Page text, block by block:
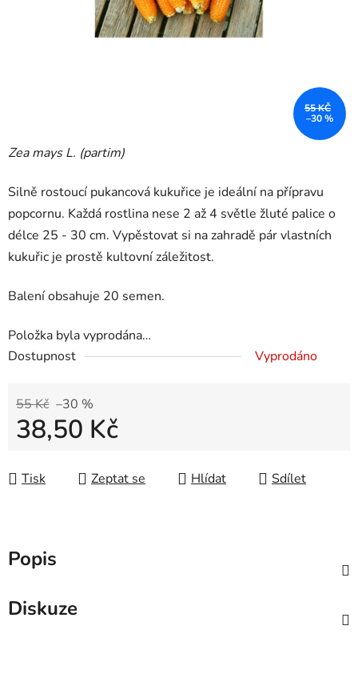
Zea mays L. (partim)
Silně rostoucí pukancová kukuřice je ideální na přípravu
popcornu. Každá rostlina nese 2 až 4 světle žluté palice o
délce 25 - 30 cm. Vypěstovat si na zahradě pár vlastních
kukuřic je prostě kultovní záležitost.
Balení obsahuje 20 semen.
Položka byla vyprodána…
Dostupnost
Vyprodáno
55 Kč –30 %
38,50 Kč
Tisk
Zeptat se Hlídat Sdílet
55 KČ
–30 %
Popis
Diskuze